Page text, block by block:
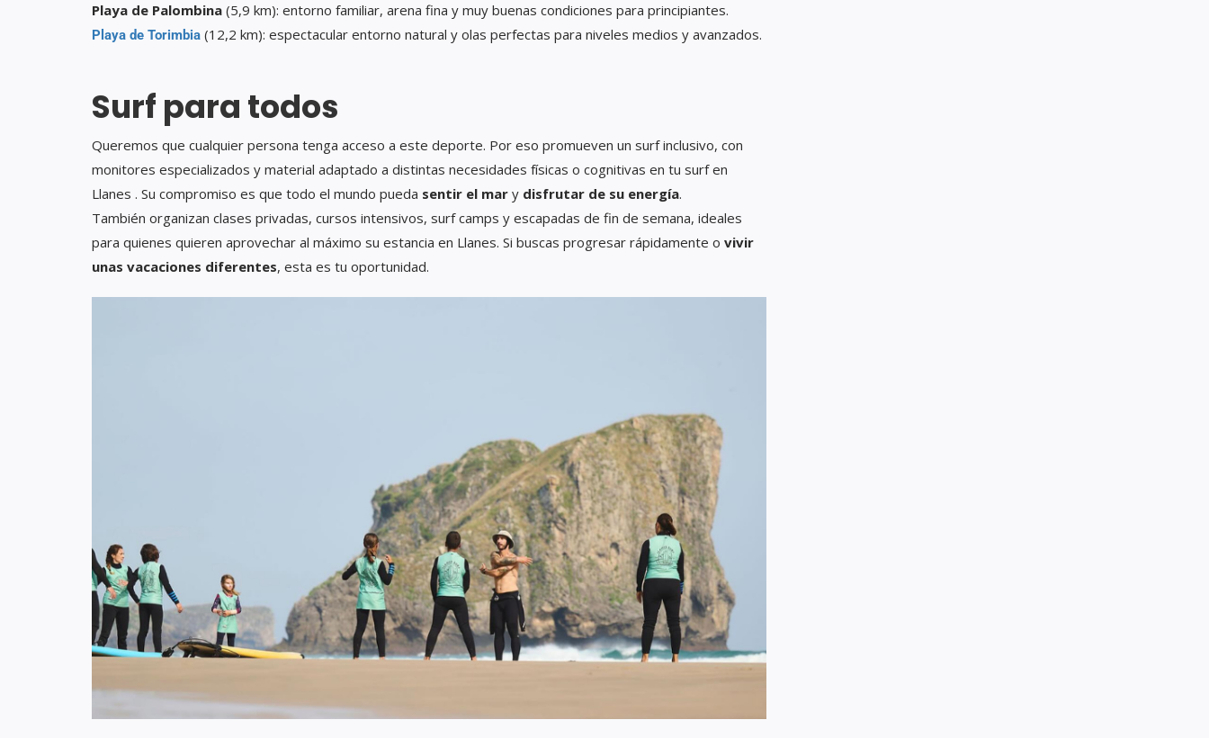
Playa de Palombina (5,9 km): entorno familiar, arena fina y muy buenas condiciones para principiantes.
Playa de Torimbia (12,2 km): espectacular entorno natural y olas perfectas para niveles medios y avanzados.
Surf para todos
Queremos que cualquier persona tenga acceso a este deporte. Por eso promueven un surf inclusivo, con
monitores especializados y material adaptado a distintas necesidades físicas o cognitivas en tu surf en
Llanes . Su compromiso es que todo el mundo pueda sentir el mar y disfrutar de su energía.
También organizan clases privadas, cursos intensivos, surf camps y escapadas de fin de semana, ideales
para quienes quieren aprovechar al máximo su estancia en Llanes. Si buscas progresar rápidamente o vivir
unas vacaciones diferentes, esta es tu oportunidad.